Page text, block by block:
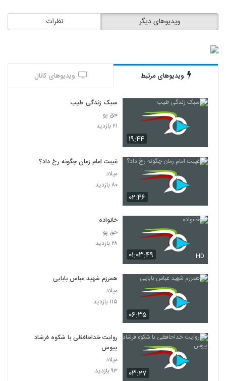
نظرات ویدیوهای دیگر
ویدیوهای مرتبط ویدیوهای کانال
۱۹:۴۴
سبک زندگی طیب
حق پو
۲۱ بازدید
۰۲:۴۶
غیبت امام زمان چگونه رخ داد؟
میلاد
۸۰ بازدید
۰۱:۰۳:۴۹ HD
خانواده
حق پو
۲۸ بازدید
۰۶:۳۵
همرزم شهید عباس بابایی
میلاد
۱۱۵ بازدید
۰۳:۲۷
روایت خداحافظی با شکوه فرشاد
پیوس
میلاد
۹۳ بازدید